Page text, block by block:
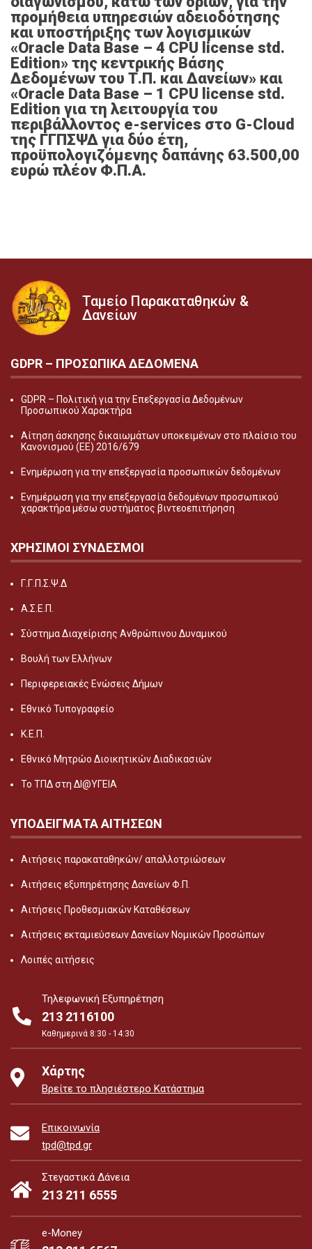
προμήθεια υπηρεσιών αδειοδότησης
και υποστήριξης των λογισμικών
«Oracle Data Base – 4 CPU license std.
Edition» της κεντρικής Βάσης
Δεδομένων του Τ.Π. και Δανείων» και
«Oracle Data Base – 1 CPU license std.
Edition για τη λειτουργία του
περιβάλλοντος e-services στο G-Cloud
της ΓΓΠΣΨΔ για δύο έτη,
προϋπολογιζόμενης δαπάνης 63.500,00
ευρώ πλέον Φ.Π.Α.
Ταμείο Παρακαταθηκών &
Δανείων
GDPR – ΠΡΟΣΩΠΙΚA ΔΕΔΟΜEΝΑ
GDPR – Πολιτική για την Επεξεργασία Δεδομένων
Προσωπικού Χαρακτήρα
Αίτηση άσκησης δικαιωμάτων υποκειμένων στο πλαίσιο του
Κανονισμού (ΕΕ) 2016/679
Ενημέρωση για την επεξεργασία προσωπικών δεδομένων
Ενημέρωση για την επεξεργασία δεδομένων προσωπικού
χαρακτήρα μέσω συστήματος βιντεοεπιτήρηση
ΧΡΗΣΙΜΟΙ ΣΥΝΔΕΣΜΟΙ
Γ.Γ.Π.Σ.Ψ.Δ
Α.Σ.Ε.Π.
Σύστημα Διαχείρισης Ανθρώπινου Δυναμικού
Βουλή των Ελλήνων
Περιφερειακές Ενώσεις Δήμων
Εθνικό Τυπογραφείο
Κ.Ε.Π.
Εθνικό Μητρώο Διοικητικών Διαδικασιών
Το ΤΠΔ στη ΔΙ@ΥΓΕΙΑ
ΥΠΟΔΕΙΓΜΑΤΑ ΑΙΤΗΣΕΩΝ
Αιτήσεις παρακαταθηκών/ απαλλοτριώσεων
Αιτήσεις εξυπηρέτησης Δανείων Φ.Π.
Αιτήσεις Προθεσμιακών Καταθέσεων
Αιτήσεις εκταμιεύσεων Δανείων Νομικών Προσώπων
Λοιπές αιτήσεις
Τηλεφωνική Εξυπηρέτηση
213 2116100
Καθημερινά 8:30 - 14:30
Χάρτης
Βρείτε το πλησιέστερο Κατάστημα
Επικοινωνία
tpd@tpd.gr
Στεγαστικά Δάνεια
213 211 6555
e-Money